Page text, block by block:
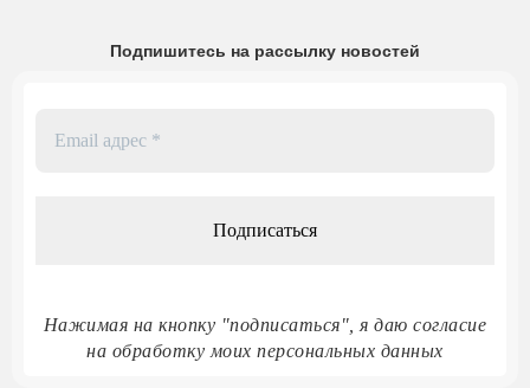
Подпишитесь на рассылку новостей
Нажимая на кнопку "подписаться", я даю согласие
на обработку моих персональных данных